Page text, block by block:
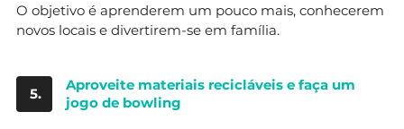
O objetivo é aprenderem um pouco mais, conhecerem
novos locais e divertirem-se em família.
5.
Aproveite materiais recicláveis e faça um
jogo de bowling